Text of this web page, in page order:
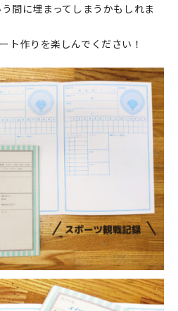
間に埋まってしまうかもしれま
ト作りを楽しんでください！